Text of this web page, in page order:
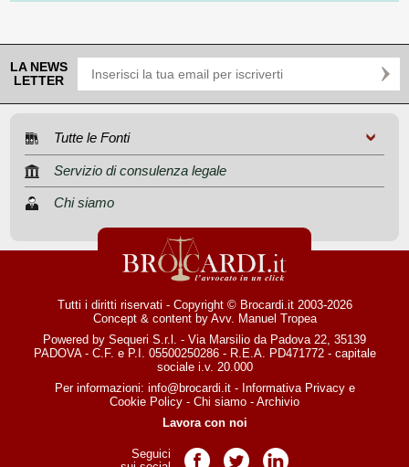
LA NEWS
LETTER
Tutte le Fonti
Servizio di consulenza legale
Chi siamo
Tutti i diritti riservati - Copyright © Brocardi.it 2003-2026
Concept & content by Avv. Manuel Tropea
Powered by Sequeri S.r.l. - Via Marsilio da Padova 22, 35139
PADOVA - C.F. e P.I. 05500250286 - R.E.A. PD471772 - capitale
sociale i.v. 20.000
Per informazioni: info@brocardi.it- Informativa Privacye
Cookie Policy - Chi siamo - Archivio
Lavora con noi
Seguici
Pagina Facebook
Pagina TwitterPagina LinkedIn